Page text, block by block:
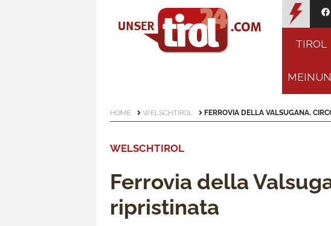
TIROL
HOME WELSCHTIROL FERROVIA DELLA VALSUGANA,
WELSCHTIROL
Ferrovia della
ripristinata